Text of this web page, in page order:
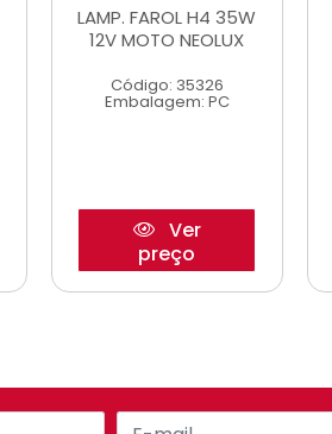
LAMP. FAROL H4 35W
12V MOTO NEOLUX
Código: 35326
Embalagem: PC
Ver
preço